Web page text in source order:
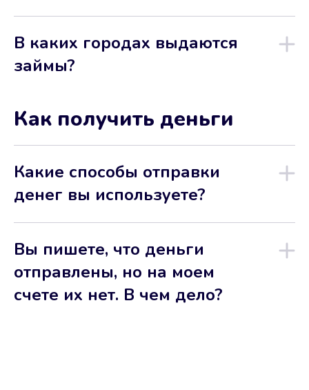
В каких городах выдаются
займы?
Как получить деньги
Какие способы отправки
денег вы используете?
Вы пишете, что деньги
отправлены, но на моем
счете их нет. В чем дело?